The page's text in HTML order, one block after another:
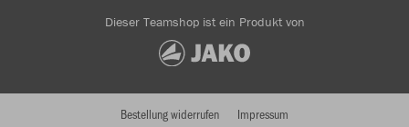
Dieser Teamshop ist ein Produkt von
Bestellung widerrufen Impressum